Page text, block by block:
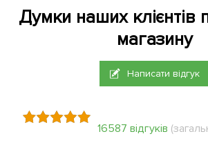
Думки наших клієнтів
магазину
Написати відгук
16587 відгуків